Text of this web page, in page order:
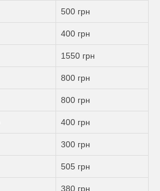
500 грн
400 грн
1550 грн
800 грн
800 грн
400 грн
300 грн
505 грн
380 грн